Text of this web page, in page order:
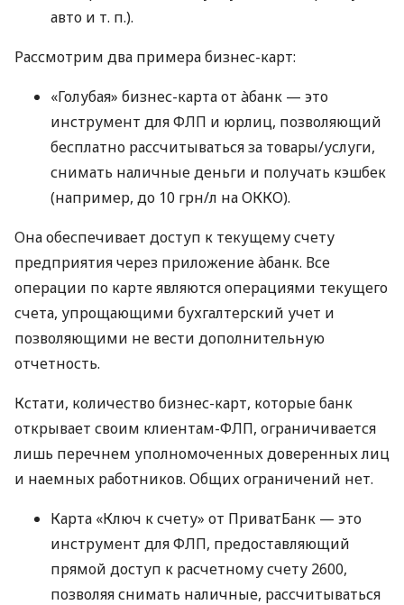
авто и т. п.).
Рассмотрим два примера бизнес-карт:
«Голубая» бизнес-карта от àбанк — это
инструмент для ФЛП и юрлиц, позволяющий
бесплатно рассчитываться за товары/услуги,
снимать наличные деньги и получать кэшбек
(например, до 10 грн/л на ОККО).
Она обеспечивает доступ к текущему счету
предприятия через приложение àбанк. Все
операции по карте являются операциями текущего
счета, упрощающими бухгалтерский учет и
позволяющими не вести дополнительную
отчетность.
Кстати, количество бизнес-карт, которые банк
открывает своим клиентам-ФЛП, ограничивается
лишь перечнем уполномоченных доверенных лиц
и наемных работников. Общих ограничений нет.
Карта «Ключ к счету» от ПриватБанк — это
инструмент для ФЛП, предоставляющий
прямой доступ к расчетному счету 2600,
позволяя снимать наличные, рассчитываться